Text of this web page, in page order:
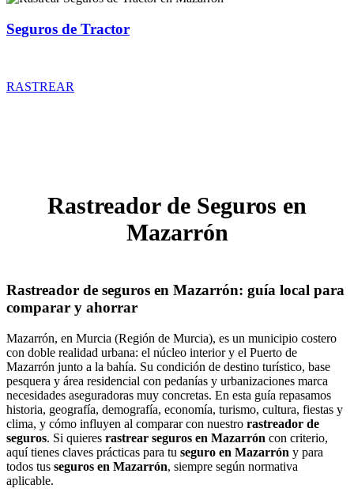
Seguros de Tractor
RASTREAR
Rastreador de Seguros en
Mazarrón
Rastreador de seguros en Mazarrón: guía local para
comparar y ahorrar
Mazarrón, en Murcia (Región de Murcia), es un municipio costero
con doble realidad urbana: el núcleo interior y el Puerto de
Mazarrón junto a la bahía. Su condición de destino turístico, base
pesquera y área residencial con pedanías y urbanizaciones marca
necesidades aseguradoras muy concretas. En esta guía repasamos
historia, geografía, demografía, economía, turismo, cultura, fiestas y
clima, y cómo influyen al comparar con nuestro rastreador de
seguros. Si quieres rastrear seguros en Mazarrón con criterio,
aquí tienes claves prácticas para tu seguro en Mazarrón y para
todos tus seguros en Mazarrón, siempre según normativa
aplicable.